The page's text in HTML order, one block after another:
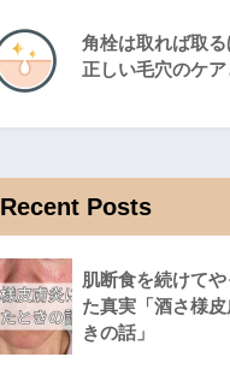
角栓は取れば取
正しい毛穴のケア
Recent Posts
肌断食を続けて
た真実「酒さ様
きの話」